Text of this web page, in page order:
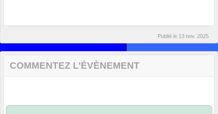
Publié le 13 nov. 2025
COMMENTEZ L’ÉVÈNEMENT